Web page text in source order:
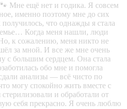
Мне ещё нет и годика. Я совсем
именно поэтому мне до сих
получилось, что однажды я стала
Когда меня нашли, люди
к сожалению, меня никто не
за мной. И все же мне очень
с большим сердцем. Она стала
обо мне и помогла
анализы — всё чисто по
могу спокойно жить вместе с
и обработали от
себя прекрасно. Я очень люблю